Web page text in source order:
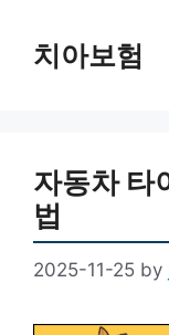
content치아보험
자동차 타
법
2025-11-25 by